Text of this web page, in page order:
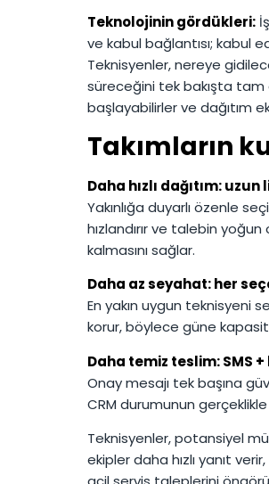
Teknolojinin gördükleri:
ve kabul bağlantısı; kabul
Teknisyenler, nereye
süreceğini tek bakışta tam
başlayabilirler ve dağıtım
Takımların
Daha hızlı dağıtım:
Yakınlığa duyarlı özenle
hızlandırır ve talebin
kalmasını sağlar.
Daha az seyahat: her
En yakın uygun teknisyeni
korur, böylece güne
Daha temiz teslim: SMS
Onay mesajı tek başına
CRM durumunun
Teknisyenler, potansiyel
ekipler daha hızlı yanıt